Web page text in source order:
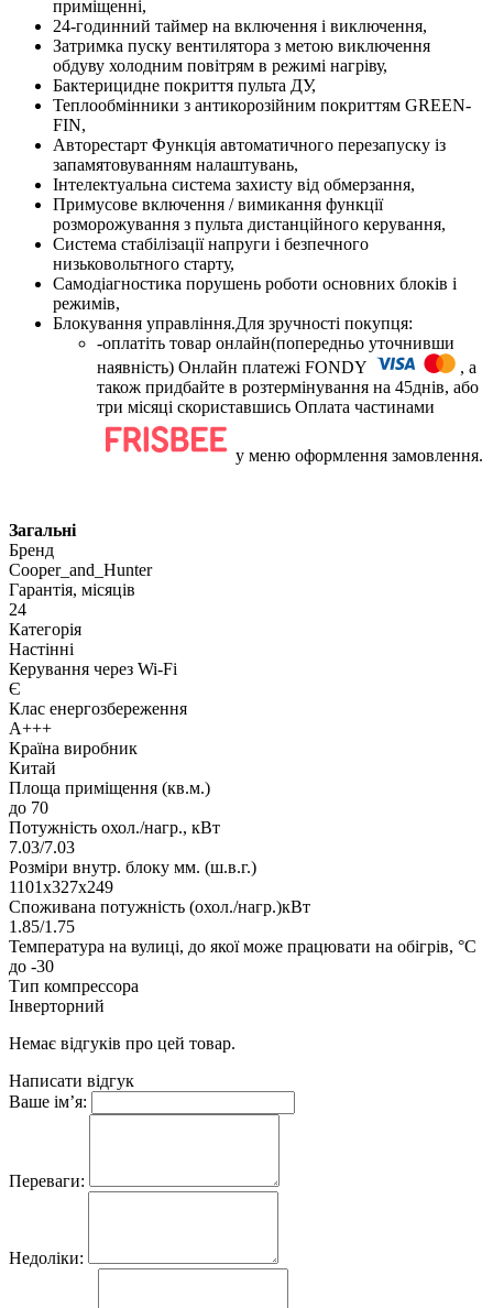
приміщенні,
24-годинний таймер на включення і виключення,
Затримка пуску вентилятора з метою виключення
обдуву холодним повітрям в режимі нагріву,
Бактерицидне покриття пульта ДУ,
Теплообмінники з антикорозійним покриттям GREEN-
FIN,
Авторестарт Функція автоматичного перезапуску із
запамятовуванням налаштувань,
Інтелектуальна система захисту від обмерзання,
Примусове включення / вимикання функції
розморожування з пульта дистанційного керування,
Система стабілізації напруги і безпечного
низьковольтного старту,
Самодіагностика порушень роботи основних блоків і
режимів,
Блокування управління.Для зручності покупця:
-оплатіть товар онлайн(попередньо уточнивши
наявність) Онлайн платежі FONDY
, а
також придбайте в розтермінування на 45днів, або
три місяці скориставшись Оплата частинами
у меню оформлення замовлення.
Загальні
Бренд
Cooper_and_Hunter
Гарантія, місяців
24
Категорія
Настінні
Керування через Wi-Fi
Є
Клас енергозбереження
A+++
Країна виробник
Китай
Площа приміщення (кв.м.)
до 70
Потужність охол./нагр., кВт
7.03/7.03
Розміри внутр. блоку мм. (ш.в.г.)
1101х327х249
Споживана потужність (охол./нагр.)кВт
1.85/1.75
Температура на вулиці, до якої може працювати на обігрів, °C
до -30
Тип компрессора
Інверторний
Немає відгуків про цей товар.
Написати відгук
Ваше ім’я:
Переваги:
Недоліки: